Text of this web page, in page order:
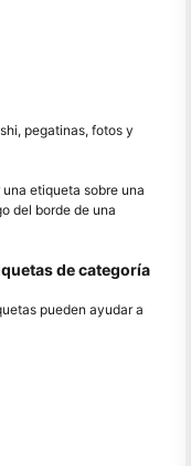
pegatinas, fotos y
etiqueta sobre una
del borde de una
de categoría
pueden ayudar a